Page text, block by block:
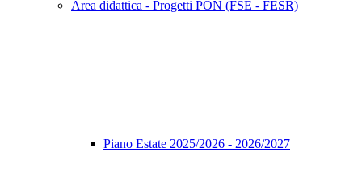
Area didattica - Progetti PON (FSE - FESR)
Piano Estate 2025/2026 - 2026/2027